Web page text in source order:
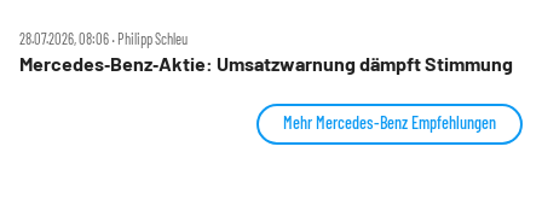
28.07.2026, 08:06 ‧ Philipp Schleu
Mercedes‑Benz‑Aktie: Umsatzwarnung dämpft Stimmung
Mehr Mercedes-Benz Empfehlungen